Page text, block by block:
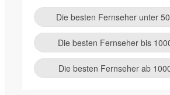
Die besten Fernseher unter
Die besten Fernseher bis
Die besten Fernseher ab